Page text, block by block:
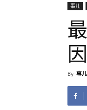
事儿
By 事